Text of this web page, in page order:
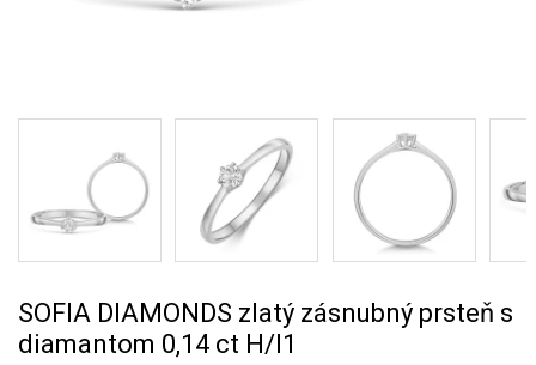
SOFIA DIAMONDS zlatý zásnubný prsteň s
diamantom 0,14 ct H/I1